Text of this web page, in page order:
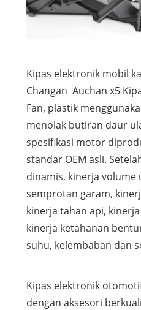
Kipas elektronik mobil
Changan Auchan x5
Fan, plastik
menolak butiran daur
spesifikasi motor
standar OEM asli.
dinamis, kinerja volume
semprotan garam,
kinerja tahan api,
kinerja ketahanan
suhu, kelembaban dan
Kipas elektronik
dengan aksesori